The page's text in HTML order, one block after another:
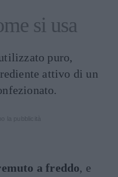
si usa
puro,
attivo di un
a freddo, e